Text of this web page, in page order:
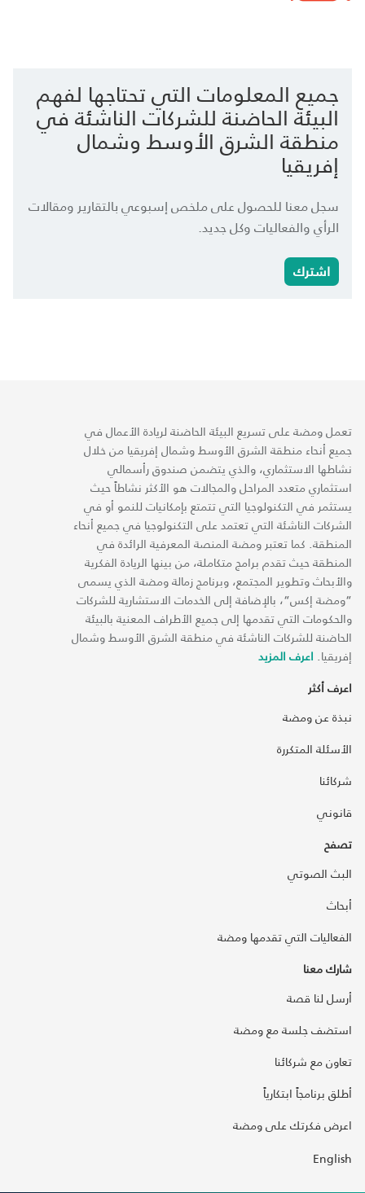
جميع المعلومات التي تحتاجها لفهم
البيئة الحاضنة للشركات الناشئة في
منطقة الشرق الأوسط وشمال
إفريقيا
سجل معنا للحصول على ملخص إسبوعي بالتقارير ومقالات
الرأي والفعاليات وكل جديد.
اشترك
تعمل ومضة على تسريع البيئة الحاضنة لريادة الأعمال في
جميع أنحاء منطقة الشرق الأوسط وشمال إفريقيا من خلال
نشاطها الاستثماري، والذي يتضمن صندوق رأسمالي
استثماري متعدد المراحل والمجالات هو الأكثر نشاطاً حيث
يستثمر في التكنولوجيا التي تتمتع بإمكانيات للنمو أو في
الشركات الناشئة التي تعتمد على التكنولوجيا في جميع أنحاء
المنطقة. كما تعتبر ومضة المنصة المعرفية الرائدة في
المنطقة حيث تقدم برامج متكاملة، من بينها الريادة الفكرية
والأبحاث وتطوير المجتمع، وبرنامج زمالة ومضة الذي يسمى
“ومضة إكس“، بالإضافة إلى الخدمات الاستشارية للشركات
والحكومات التي تقدمها إلى جميع الأطراف المعنية بالبيئة
الحاضنة للشركات الناشئة في منطقة الشرق الأوسط وشمال
إفريقيا. اعرف المزيد
اعرف أكثر
نبذة عن ومضة
الأسئلة المتكررة
شركائنا
قانوني
تصفح
البث الصوتي
أبحاث
الفعاليات التي تقدمها ومضة
شارك معنا
أرسل لنا قصة
استضف جلسة مع ومضة
تعاون مع شركائنا
أطلق برنامجاً ابتكارياً
اعرض فكرتك على ومضة
English